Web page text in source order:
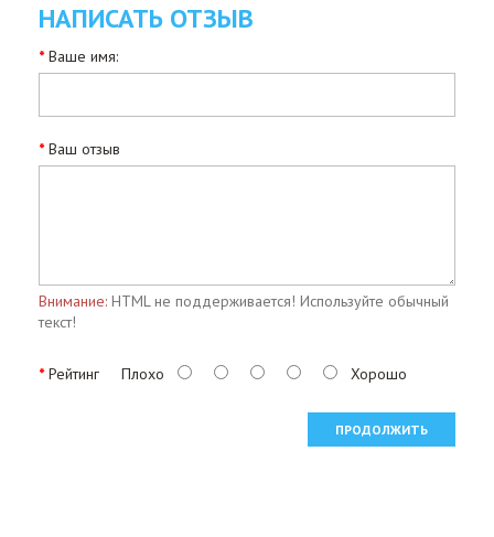
НАПИСАТЬ ОТЗЫВ
Ваше имя:
Ваш отзыв
Внимание: HTML не поддерживается! Используйте обычный
текст!
Рейтинг Плохо Хорошо
ПРОДОЛЖИТЬ